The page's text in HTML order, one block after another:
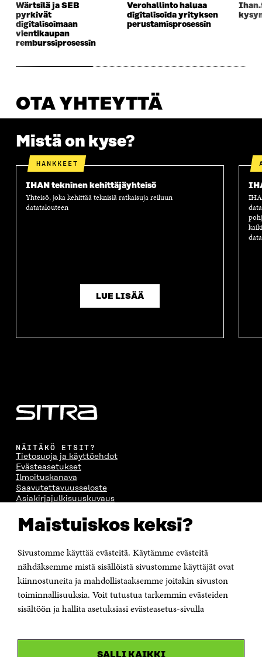
Maistuiskos keksi?
Sivustomme käyttää evästeitä. Käytämme evästeitä
nähdäksemme mistä sisällöistä sivustomme käyttäjät ovat
kiinnostuneita ja mahdollistaaksemme joitakin sivuston
toiminnallisuuksia. Voit tutustua tarkemmin evästeiden
sisältöön ja hallita asetuksiasi evästeasetus-sivulla
SALLI KAIKKI
Wärtsilä ja SEB
pyrkivät
digitalisoimaan
vientikaupan
remburssiprosessin
Verohallinto haluaa
digitalisoida yrityksen
perustamisprosessin
OTA YHTEYTTÄ
Mistä on kyse?
HANKKEET
IHAN tekninen kehittäjäyhteisö
Yhteisö, joka kehittää teknisiä ratkaisuja reiluun
datatalouteen
LUE LISÄÄ
NÄITÄKÖ ETSIT?
Tietosuoja ja käyttöehdot
Evästeasetukset
Ilmoituskanava
Saavutettavuusseloste
Asiakirjajulkisuuskuvaus
Suomen itsenäisyyden juhlarahasto Sitra
Itämerenkatu 11-13, PL 160,
00181 Helsinki
Puhelin +358 294 618 991
etunimi.sukunimi@sitra.fi tai sitra@sitra.fi